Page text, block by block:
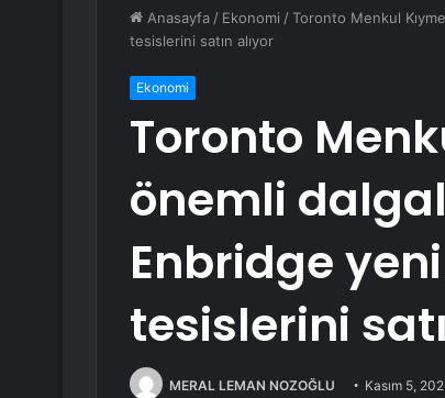
Anasayfa / Ekonomi /Toronto Menkul
tesislerini satın alıyor
Ekonomi
Toronto
önemli
Enbridge
tesislerini
MERAL LEMAN NOZOĞLU Kasım 5,